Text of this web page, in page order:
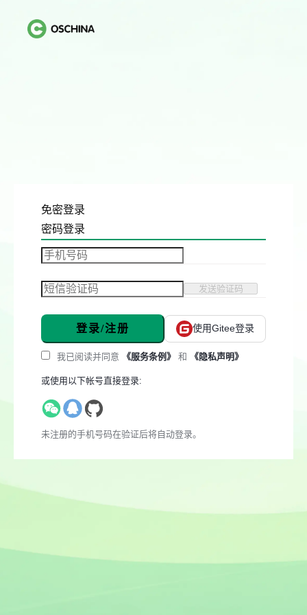
免密登录
密码登录
发送验证码
登录/注册 使用Gitee登录
我已阅读并同意 《服务条例》 和 《隐私声明》
或使用以下帐号直接登录:
未注册的手机号码在验证后将自动登录。